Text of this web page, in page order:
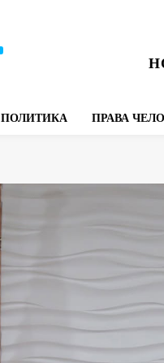
ПОЛИТИКА ПРАВА